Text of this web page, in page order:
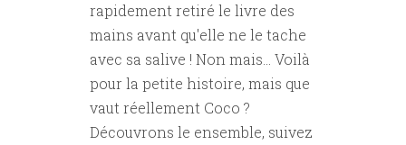
rapidement retiré le livre des
mains avant qu'elle ne le tache
avec sa salive ! Non mais... Voilà
pour la petite histoire, mais que
vaut réellement Coco ?
Découvrons le ensemble, suivez